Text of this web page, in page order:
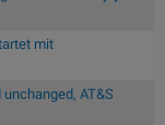
mit
AT&S